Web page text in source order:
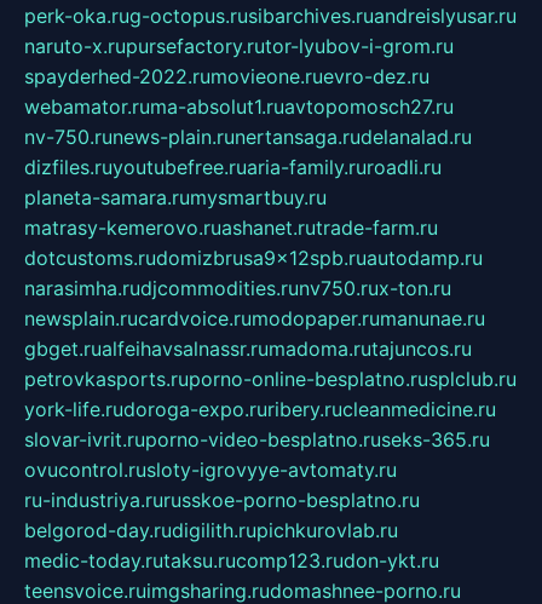
perk-oka.rug-octopus.rusibarchives.ruandreislyusar.ru
naruto-x.rupursefactory.rutor-lyubov-i-grom.ru
spayderhed-2022.rumovieone.ruevro-dez.ru
webamator.ruma-absolut1.ruavtopomosch27.ru
nv-750.runews-plain.runertansaga.rudelanalad.ru
dizfiles.ruyoutubefree.ruaria-family.ruroadli.ru
planeta-samara.rumysmartbuy.ru
matrasy-kemerovo.ruashanet.rutrade-farm.ru
dotcustoms.rudomizbrusa9x12spb.ruautodamp.ru
narasimha.rudjcommodities.runv750.rux-ton.ru
newsplain.rucardvoice.rumodopaper.rumanunae.ru
gbget.rualfeihavsalnassr.rumadoma.rutajuncos.ru
petrovkasports.ruporno-online-besplatno.rusplclub.ru
york-life.rudoroga-expo.ruribery.rucleanmedicine.ru
slovar-ivrit.ruporno-video-besplatno.ruseks-365.ru
ovucontrol.rusloty-igrovyye-avtomaty.ru
ru-industriya.rurusskoe-porno-besplatno.ru
belgorod-day.rudigilith.rupichkurovlab.ru
medic-today.rutaksu.rucomp123.rudon-ykt.ru
teensvoice.ruimgsharing.rudomashnee-porno.ru